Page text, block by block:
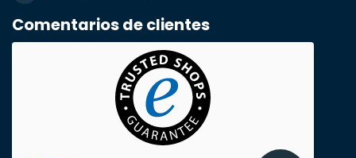
correo electrónico*
Número de teléfono*
Comentarios de clientes